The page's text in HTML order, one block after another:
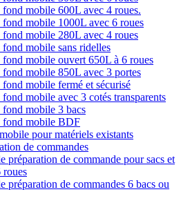
mobile 600L avec 4 roues.
fond mobile 1000L avec 6 roues
fond mobile 280L avec 4 roues
mobile sans ridelles
fond mobile ouvert 650L à 6 roues
fond mobile 850L avec 3 portes
mobile fermé et sécurisé
mobile avec 3 cotés transparents
fond mobile 3 bacs
fond mobile BDF
pour matériels existants
de commandes
préparation de commande pour sacs et
roues
préparation de commandes 6 bacs ou